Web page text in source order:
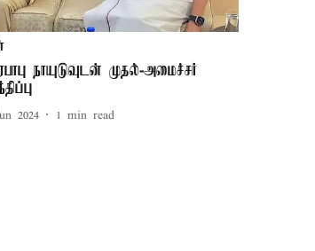
நாயுடுவுடன் முதல்-அமைச்சர்
2024 1 min read